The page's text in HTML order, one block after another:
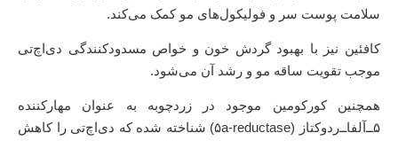
سلامت پوست سر و فولیکول‌های مو کمک می‌کند.
کافئین نیز با بهبود گردش خون و خواص مسدودکنندگی دی‌اچ‌تی
موجب تقویت ساقه مو و رشد آن می‌شود.
همچنین کورکومین موجود در زردچوبه به عنوان مهارکننده
۵‌ــ‌آلفاــ‌ردوکتاز (۵a-reductase) شناخته شده که دی‌اچ‌تی را کاهش